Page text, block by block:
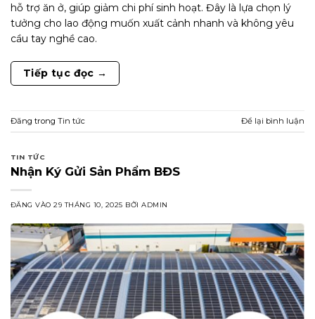
hỗ trợ ăn ở, giúp giảm chi phí sinh hoạt. Đây là lựa chọn lý
tưởng cho lao động muốn xuất cảnh nhanh và không yêu
cầu tay nghề cao.
Tiếp tục đọc →
Đăng trong Tin tức Để lại bình luận
TIN TỨC
Nhận Ký Gửi Sản Phẩm BĐS
ĐĂNG VÀO29 THÁNG 10, 2025 BỞIADMIN